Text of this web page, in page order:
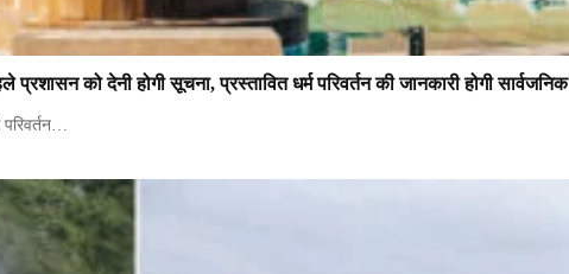
को देनी होगी सूचना, प्रस्तावित धर्म परिवर्तन की जानकारी होगी सार्वजनिक